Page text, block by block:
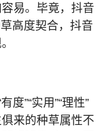
易。毕竟，抖音
高度契合，抖音
度”“实用”“理性”
来的种草属性不